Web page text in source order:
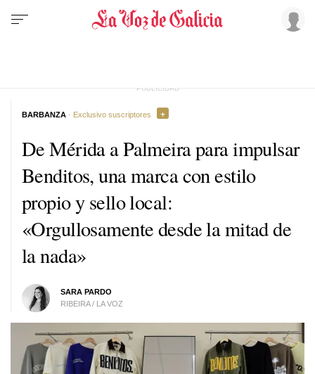
De Mérida a Palmeira para impulsar
Benditos, una marca con estilo
propio y sello local:
«Orgullosamente desde la mitad de
la nada»
SARA PARDO
RIBEIRA / LA VOZ
BARBANZA · Exclusivo suscriptores